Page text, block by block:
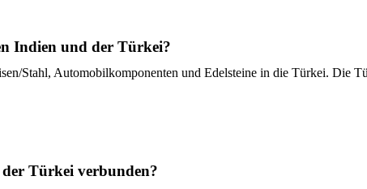
Indien und der Türkei?
Stahl, Automobilkomponenten und Edelsteine ​​in die Türkei. Die
Türkei verbunden?